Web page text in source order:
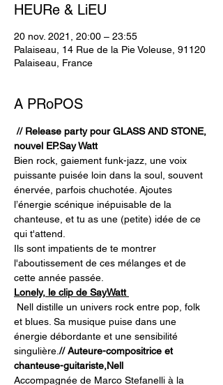
HEURe & LiEU
20 nov. 2021, 20:00 – 23:55
Palaiseau, 14 Rue de la Pie Voleuse, 91120
Palaiseau, France
A PRoPOS
nouvel EP.Say Watt
Bien rock, gaiement funk-jazz, une voix
puissante puisée loin dans la soul, souvent
énervée, parfois chuchotée. Ajoutes
l’énergie scénique inépuisable de la
chanteuse, et tu as une (petite) idée de ce
qui t'attend.
Ils sont impatients de te montrer
l'aboutissement de ces mélanges et de
cette année passée.
Lonely, le clip de SayWatt
et blues. Sa musique puise dans une
énergie débordante et une sensibilité
singulière. // Auteure-compositrice et
chanteuse-guitariste,Nell
Accompagnée de Marco Stefanelli à la